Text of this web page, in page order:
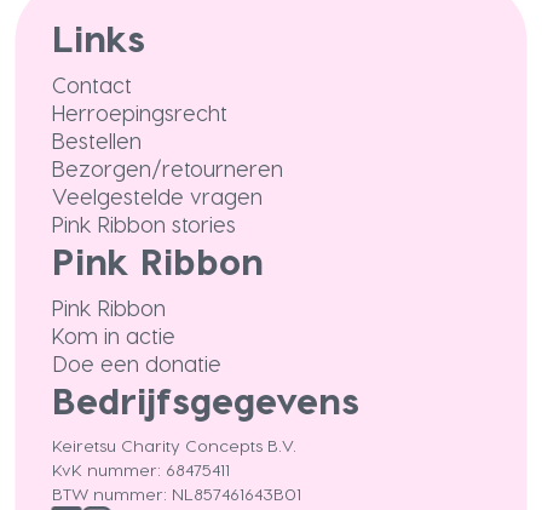
Links
Contact
Herroepingsrecht
Bestellen
Bezorgen/retourneren
Veelgestelde vragen
Pink Ribbon stories
Pink Ribbon
Pink Ribbon
Kom in actie
Doe een donatie
Bedrijfsgegevens
Keiretsu Charity Concepts B.V.
KvK nummer: 68475411
BTW nummer: NL857461643B01